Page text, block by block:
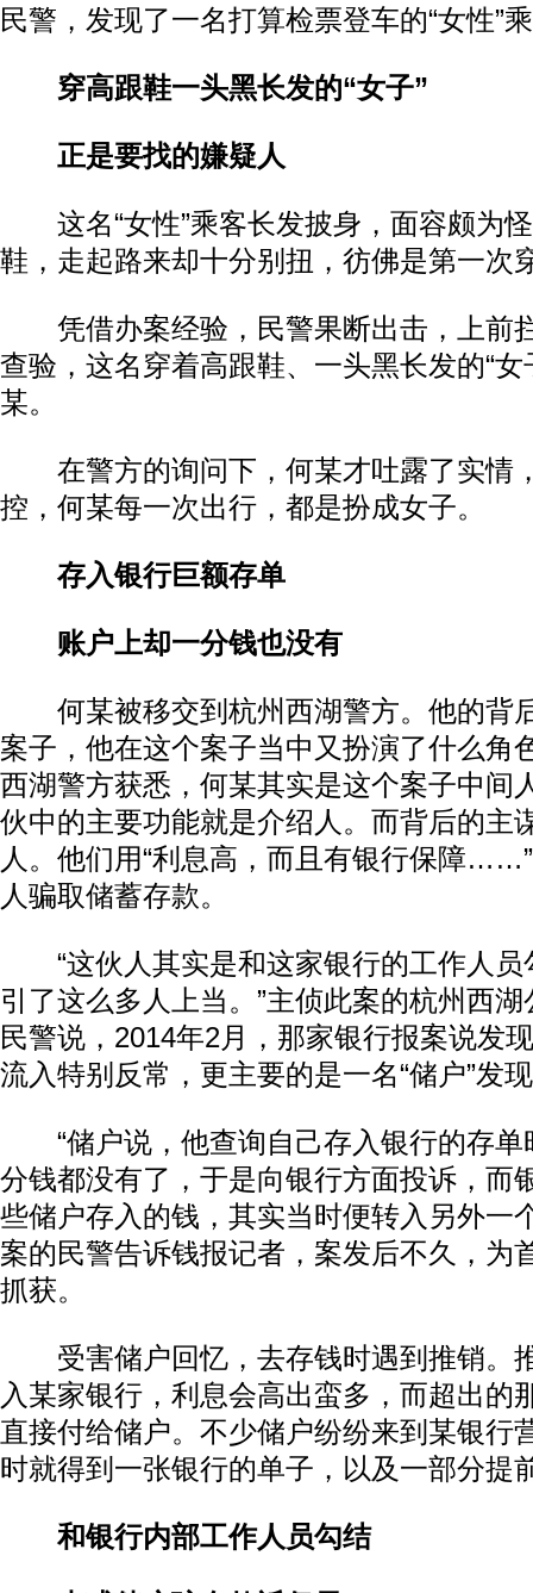
民警，发现了一名打算检票登车的“女性”
穿高跟鞋一头黑长发的“女子”
正是要找的嫌疑人
这名“女性”乘客长发披身，面容颇为
鞋，走起路来却十分别扭，彷佛是第一次
凭借办案经验，民警果断出击，上前拦
查验，这名穿着高跟鞋、一头黑长发的“女
某。
在警方的询问下，何某才吐露了实情
控，何某每一次出行，都是扮成女子。
存入银行巨额存单
账户上却一分钱也没有
何某被移交到杭州西湖警方。他的背
案子，他在这个案子当中又扮演了什么角
西湖警方获悉，何某其实是这个案子中间
伙中的主要功能就是介绍人。而背后的主
人。他们用“利息高，而且有银行保障
人骗取储蓄存款。
“这伙人其实是和这家银行的工作人员
引了这么多人上当。”主侦此案的杭州西
民警说，2014年2月，那家银行报案说发
流入特别反常，更主要的是一名“储户”发
“储户说，他查询自己存入银行的存单
分钱都没有了，于是向银行方面投诉，而
些储户存入的钱，其实当时便转入另外一
案的民警告诉钱报记者，案发后不久，为
抓获。
受害储户回忆，去存钱时遇到推销。
入某家银行，利息会高出蛮多，而超出的
直接付给储户。不少储户纷纷来到某银行
时就得到一张银行的单子，以及一部分提
和银行内部工作人员勾结